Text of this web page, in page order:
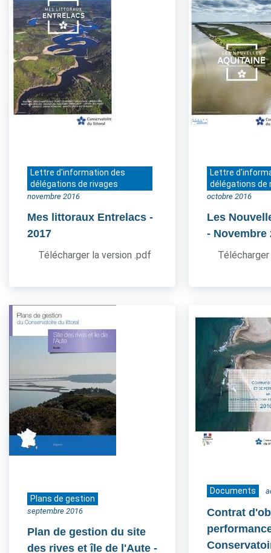
Lettre d'information des
délégations de rivages
novembre 2016
Mes littoraux Entrelacs -
2017
Télécharger la version .pdf
Lettre
délégations de
octobre 2016
Les
- Novembre
Plans de gestion
septembre 2016
Plan de gestion du site
des rives et île de l'Aute -
Documents
Contrat